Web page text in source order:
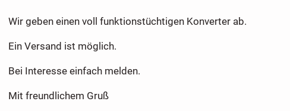
Wir geben einen voll funktionstüchtigen Konverter ab.
Ein Versand ist möglich.
Bei Interesse einfach melden.
Mit freundlichem Gruß